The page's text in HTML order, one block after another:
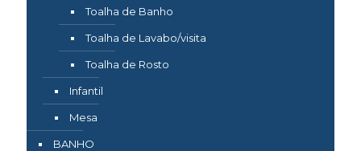
Toalha de Banho
Toalha de Lavabo/visita
Toalha de Rosto
Infantil
Mesa
BANHO